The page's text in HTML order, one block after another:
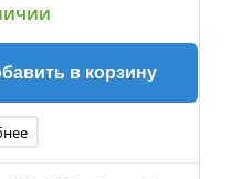
в корзину